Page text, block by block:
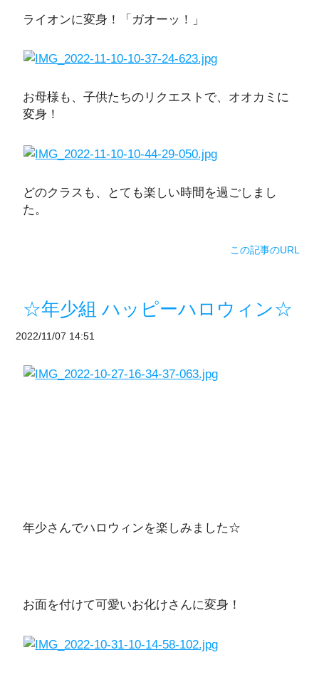
ライオンに変身！「ガオーッ！」
お母様も、子供たちのリクエストで、オオカミに
変身！
どのクラスも、とても楽しい時間を過ごしまし
た。
この記事のURL
☆年少組 ハッピーハロウィン☆
2022/11/07 14:51
年少さんでハロウィンを楽しみました☆
お面を付けて可愛いお化けさんに変身！